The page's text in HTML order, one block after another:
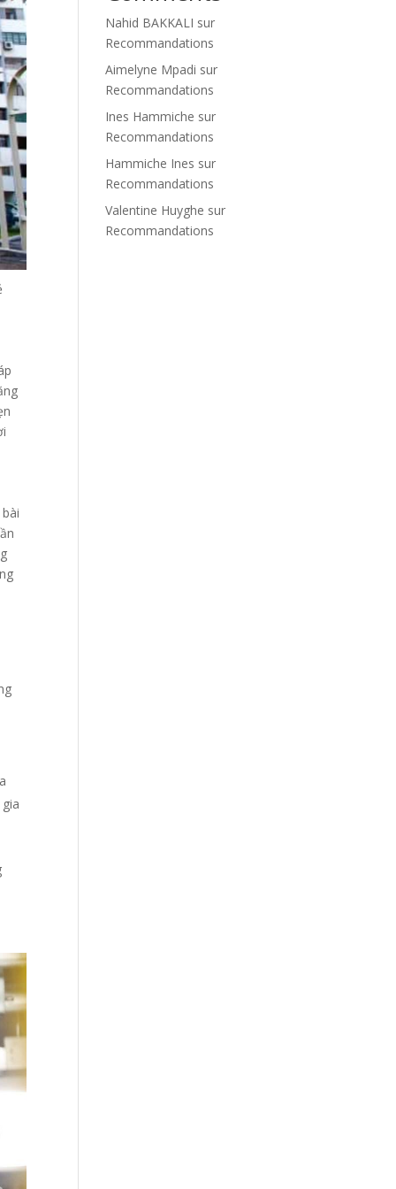
Nahid BAKKALI sur
Recommandations
Aimelyne Mpadi sur
Recommandations
Ines Hammiche sur
Recommandations
Hammiche Ines sur
Recommandations
Valentine Huyghe sur
Recommandations